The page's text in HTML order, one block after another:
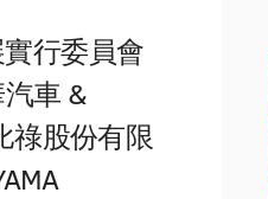
行委員會
車 &
祿股份有限